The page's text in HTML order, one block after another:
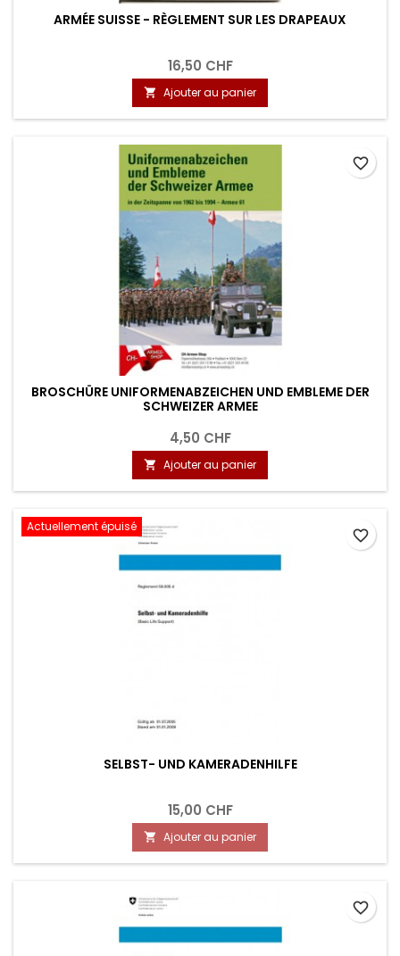
ARMÉE SUISSE - RÈGLEMENT SUR LES DRAPEAUX
16,50 CHF
 Ajouter au panier
BROSCHÜRE UNIFORMENABZEICHEN UND EMBLEME DER
SCHWEIZER ARMEE
4,50 CHF
 Ajouter au panier
favorite_border
Actuellement épuisé
SELBST- UND KAMERADENHILFE
15,00 CHF
 Ajouter au panier
favorite_border
favorite_border